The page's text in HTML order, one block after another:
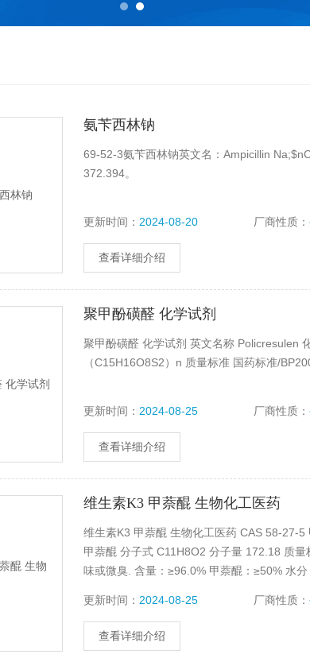
氨苄西林钠
69-52-3氨苄西林钠英文名：Ampicillin
372.394。
更新时间： 2024-08-20 厂商性质：
查看详细介绍
聚甲酚磺醛 化学试剂
聚甲酚磺醛 化学试剂 英文名称 Policresulen
（C15H16O8S2）n 质量标准 国药标准/
更新时间： 2024-08-25 厂商性质：
查看详细介绍
维生素K3 甲萘醌 生物化工医药
维生素K3 甲萘醌 生物化工医药 CAS 58-27-
甲萘醌 分子式 C11H8O2 分子量 172.18 质
味或微臭. 含量：≥96.0% 甲萘醌：≥50% 水
更新时间： 2024-08-25 厂商性质：
查看详细介绍